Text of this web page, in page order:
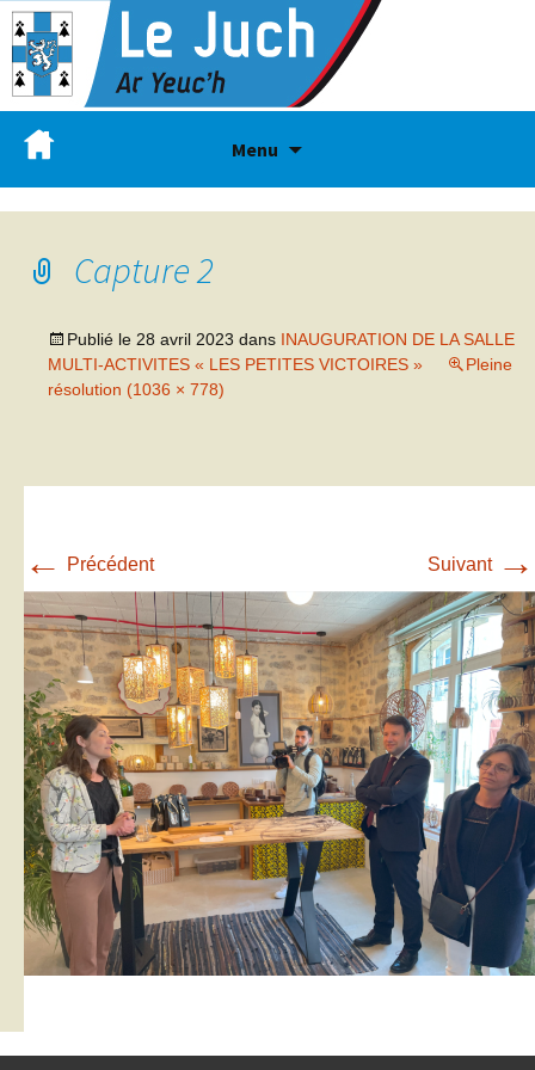
Menu
Capture 2
Publié le 28 avril 2023 dans INAUGURATION DE LA SALLE
MULTI-ACTIVITES « LES PETITES VICTOIRES »
Pleine
résolution (1036 × 778)
← Précédent Suivant →